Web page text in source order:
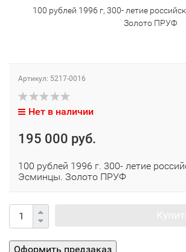
100 рублей 1996 г, 300- летие
Золото ПРУФ
Артикул: 5217-0016
Нет в наличии
195 000 руб.
100 рублей 1996 г. 300- летие
Эсминцы. Золото ПРУФ